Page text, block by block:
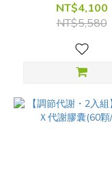
NT$4,100
NT$5,580